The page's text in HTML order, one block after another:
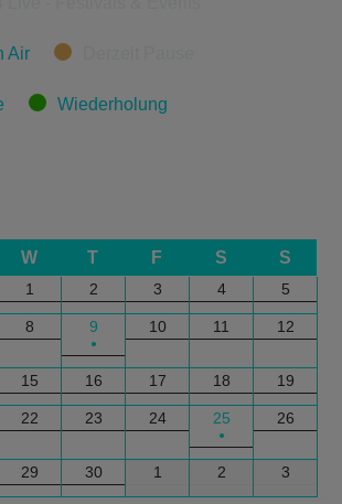
Air
Wiederholung
W T F S S
1 2 3 4 5
8 9
●
10 11 12
15 16 17 18 19
22 23 24 25
●
26
29 30 1 2 3